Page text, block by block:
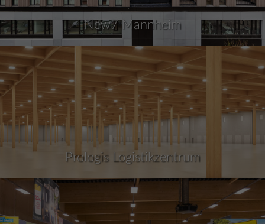
New7 Mannheim
Prologis Logistikzentrum